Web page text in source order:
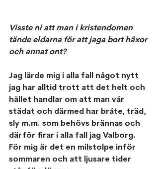
Visste ni att man i kristendomen
tände eldarna för att jaga bort häxor
och annat ont?
Jag lärde mig i alla fall något nytt
jag har alltid trott att det helt och
hållet handlar om att man vår
städat och därmed har bråte, träd,
sly m.m. som behövs brännas och
därför firar i alla fall jag Valborg.
För mig är det en milstolpe inför
sommaren och att ljusare tider